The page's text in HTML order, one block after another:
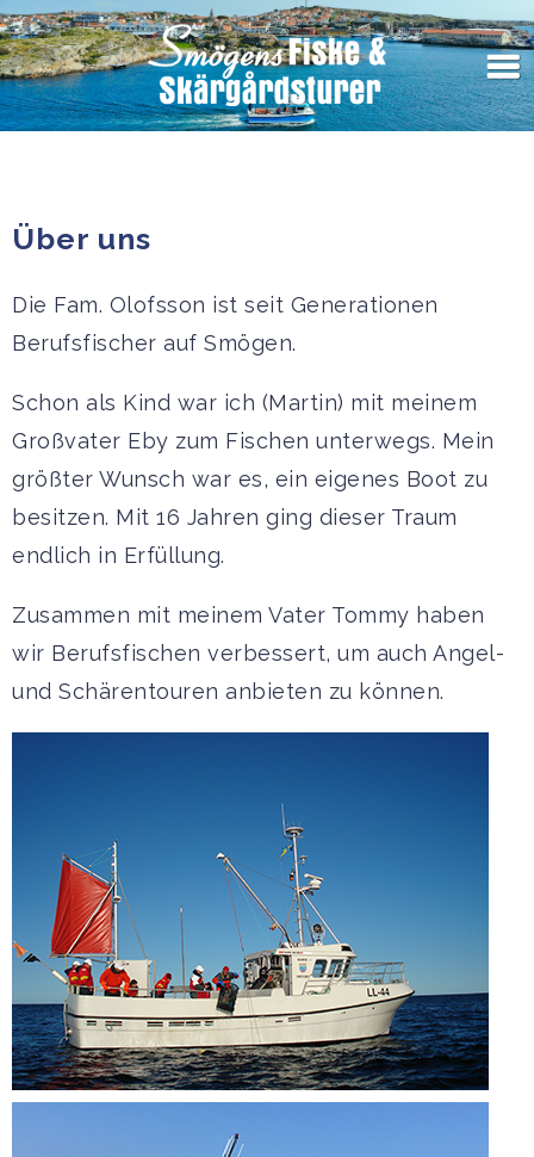
Über uns
Die Fam. Olofsson ist seit Generationen
Berufsfischer auf Smögen.
Schon als Kind war ich (Martin) mit meinem
Großvater Eby zum Fischen unterwegs. Mein
größter Wunsch war es, ein eigenes Boot zu
besitzen. Mit 16 Jahren ging dieser Traum
endlich in Erfüllung.
Zusammen mit meinem Vater Tommy haben
wir Berufsfischen verbessert, um auch Angel-
und Schärentouren anbieten zu können.